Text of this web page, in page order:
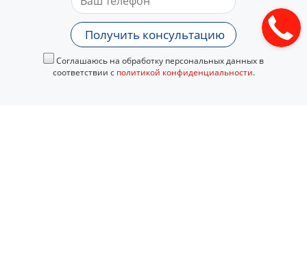
Получить консультацию
Соглашаюсь на обработку персональных данных в
соответствии с политикой конфиденциальности.